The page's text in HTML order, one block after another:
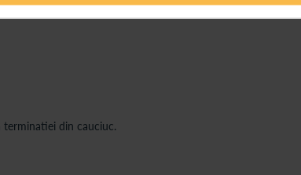
terminatiei din cauciuc.